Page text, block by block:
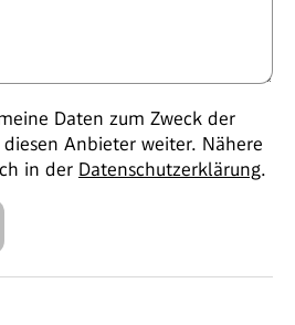
Daten zum Zweck der
Anbieter weiter. Nähere
in der Datenschutzerklärung.